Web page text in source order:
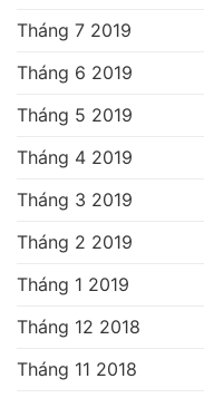
Tháng 7 2019
Tháng 6 2019
Tháng 5 2019
Tháng 4 2019
Tháng 3 2019
Tháng 2 2019
Tháng 1 2019
Tháng 12 2018
Tháng 11 2018